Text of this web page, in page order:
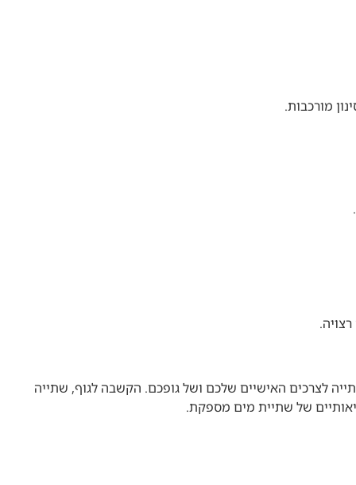
מורכבות.
חשוב להתאים את כמות השתייה לצרכים האישיים שלכם ושל גופכם. הקשבה לגוף, שתייה
של שתיית מים מספקת.